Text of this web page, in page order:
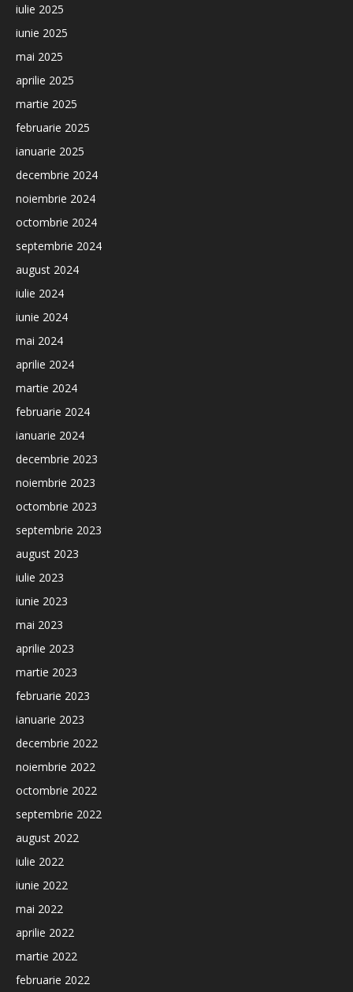
iulie 2025
iunie 2025
mai 2025
aprilie 2025
martie 2025
februarie 2025
ianuarie 2025
decembrie 2024
noiembrie 2024
octombrie 2024
septembrie 2024
august 2024
iulie 2024
iunie 2024
mai 2024
aprilie 2024
martie 2024
februarie 2024
ianuarie 2024
decembrie 2023
noiembrie 2023
octombrie 2023
septembrie 2023
august 2023
iulie 2023
iunie 2023
mai 2023
aprilie 2023
martie 2023
februarie 2023
ianuarie 2023
decembrie 2022
noiembrie 2022
octombrie 2022
septembrie 2022
august 2022
iulie 2022
iunie 2022
mai 2022
aprilie 2022
martie 2022
februarie 2022